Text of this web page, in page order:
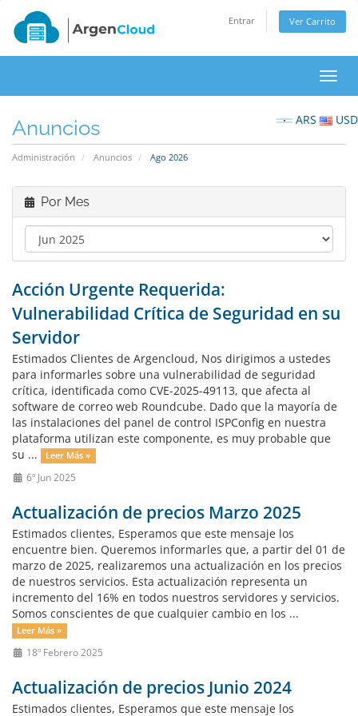
Entrar Ver Carrito
ARS USD
Anuncios
Administración Anuncios Ago 2026
Por Mes
Acción Urgente Requerida:
Vulnerabilidad Crítica de Seguridad en su
Servidor
Estimados Clientes de Argencloud, Nos dirigimos a ustedes
para informarles sobre una vulnerabilidad de seguridad
crítica, identificada como CVE-2025-49113, que afecta al
software de correo web Roundcube. Dado que la mayoría de
las instalaciones del panel de control ISPConfig en nuestra
plataforma utilizan este componente, es muy probable que
su ...
Leer Más »
6º Jun 2025
Actualización de precios Marzo 2025
Estimados clientes, Esperamos que este mensaje los
encuentre bien. Queremos informarles que, a partir del 01 de
marzo de 2025, realizaremos una actualización en los precios
de nuestros servicios. Esta actualización representa un
incremento del 16% en todos nuestros servidores y servicios.
Somos conscientes de que cualquier cambio en los ...
Leer Más »
18º Febrero 2025
Actualización de precios Junio 2024
Estimados clientes, Esperamos que este mensaje los